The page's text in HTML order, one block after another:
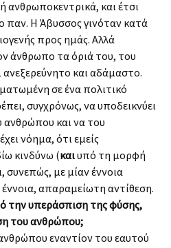
και έτσι
παν. Η Άβυσσος γινόταν κατά
προς ημάς. Αλλά
άνθρωπο τα όριά του, του
ανεξερεύνητο και αδάμαστο.
σε ένα πολιτικό
συγχρόνως, να υποδεικνύει
ανθρώπου και να του
νόημα, ότι εμείς
κινδύνω (καιυπό τη μορφή
με μίαν έννοια
απαραμείωτη αντίθεση.
την υπεράσπιση της φύσης,
του ανθρώπου;
εναντίον του εαυτού